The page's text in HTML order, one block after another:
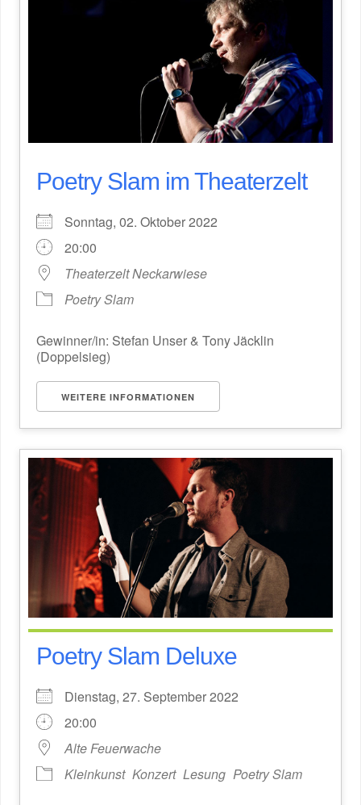
Poetry Slam im Theaterzelt
Sonntag, 02. Oktober 2022
20:00
Theaterzelt Neckarwiese
Poetry Slam
Gewinner/in: Stefan Unser & Tony Jäcklin
(Doppelsieg)
WEITERE INFORMATIONEN
Poetry Slam Deluxe
Dienstag, 27. September 2022
20:00
Alte Feuerwache
Kleinkunst Konzert Lesung Poetry Slam